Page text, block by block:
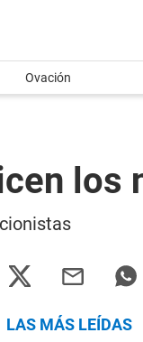
Ovación
LAS MÁS LEÍDAS